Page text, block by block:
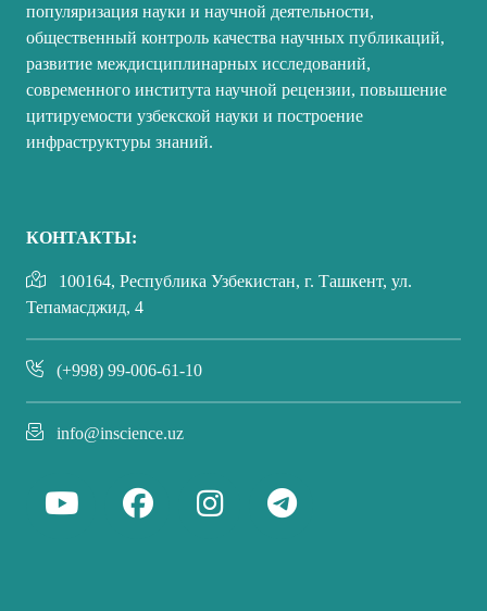
популяризация науки и научной деятельности,
общественный контроль качества научных публикаций,
развитие междисциплинарных исследований,
современного института научной рецензии, повышение
цитируемости узбекской науки и построение
инфраструктуры знаний.
КОНТАКТЫ:
100164, Республика Узбекистан, г. Ташкент, ул.
Тепамасджид, 4
(+998) 99-006-61-10
info@inscience.uz